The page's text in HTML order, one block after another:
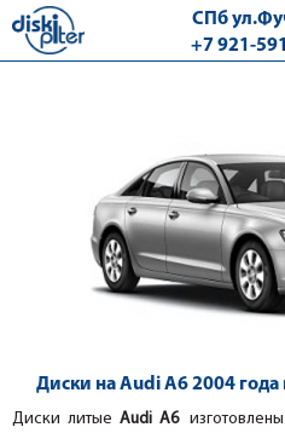
СПб
+7 921-
Диски на Audi A6 2004 года
Диски литые Audi A6